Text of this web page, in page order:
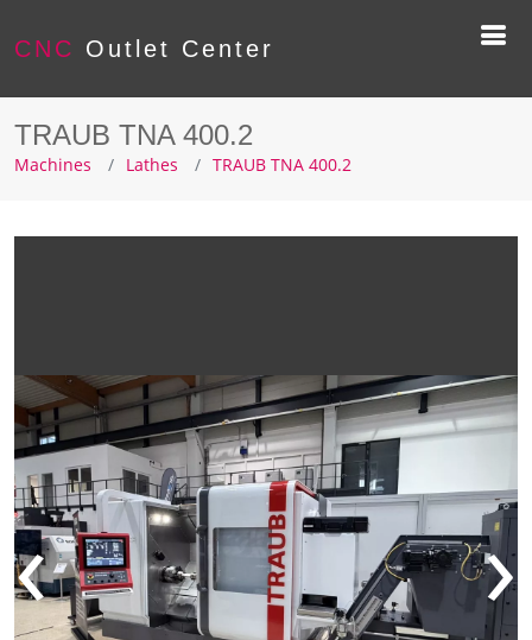
CNC Outlet Center
TRAUB TNA 400.2
Machines Lathes TRAUB TNA 400.2
‹ ›